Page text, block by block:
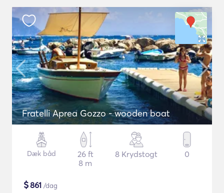
Fratelli Aprea Gozzo - wooden boat
Dæk båd
26 ft
8 m
8 Krydstogt 0
$861 /dag